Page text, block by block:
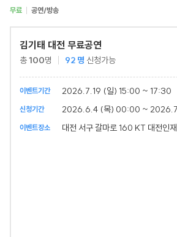
무료 공연/방송
김기태 대전 무료공연
총100명 92 명 신청가능
이벤트기간 2026.7.19 (일) 15:00 ~ 17:30
신청기간 2026.6.4 (목) 00:00 ~
이벤트장소 대전 서구 갈마로 160 KT 대전인